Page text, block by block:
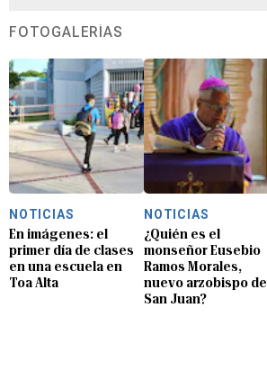
FOTOGALERÍAS
NOTICIAS
En imágenes: el
primer día de clases
en una escuela en
Toa Alta
NOTICIAS
¿Quién es el
monseñor Eusebio
Ramos Morales,
nuevo arzobispo de
San Juan?